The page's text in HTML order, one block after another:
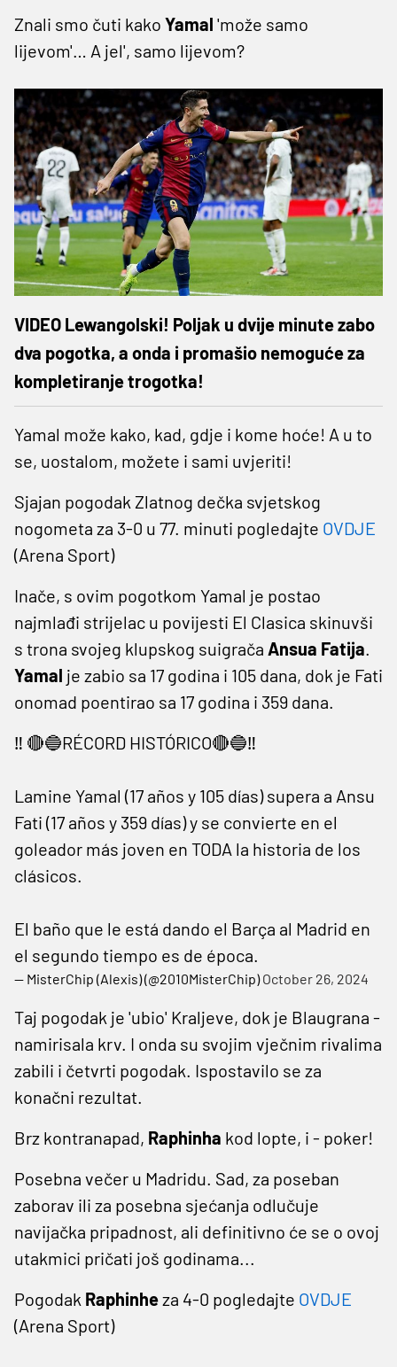
Znali smo čuti kako Yamal 'može samo
lijevom'… A jel', samo lijevom?
VIDEO Lewangolski! Poljak u dvije minute zabo
dva pogotka, a onda i promašio nemoguće za
kompletiranje trogotka!
Yamal može kako, kad, gdje i kome hoće! A u to
se, uostalom, možete i sami uvjeriti!
Sjajan pogodak Zlatnog dečka svjetskog
nogometa za 3-0 u 77. minuti pogledajte OVDJE
(Arena Sport)
Inače, s ovim pogotkom Yamal je postao
najmlađi strijelac u povijesti El Clasica skinuvši
s trona svojeg klupskog suigrača Ansua Fatija.
Yamal je zabio sa 17 godina i 105 dana, dok je Fati
onomad poentirao sa 17 godina i 359 dana.
‼️ 🔴🔵RÉCORD HISTÓRICO🔴🔵‼️
Lamine Yamal (17 años y 105 días) supera a Ansu
Fati (17 años y 359 días) y se convierte en el
goleador más joven en TODA la historia de los
clásicos.
El baño que le está dando el Barça al Madrid en
el segundo tiempo es de época.
— MisterChip (Alexis) (@2010MisterChip)October 26, 2024
Taj pogodak je 'ubio' Kraljeve, dok je Blaugrana -
namirisala krv. I onda su svojim vječnim rivalima
zabili i četvrti pogodak. Ispostavilo se za
konačni rezultat.
Brz kontranapad, Raphinha kod lopte, i - poker!
Posebna večer u Madridu. Sad, za poseban
zaborav ili za posebna sjećanja odlučuje
navijačka pripadnost, ali definitivno će se o ovoj
utakmici pričati još godinama...
Pogodak Raphinheza 4-0 pogledajte OVDJE
(Arena Sport)